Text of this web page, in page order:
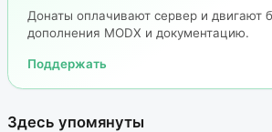
Донаты оплачивают сервер и двигают
дополнения MODX и документацию.
Поддержать
Здесь упомянуты